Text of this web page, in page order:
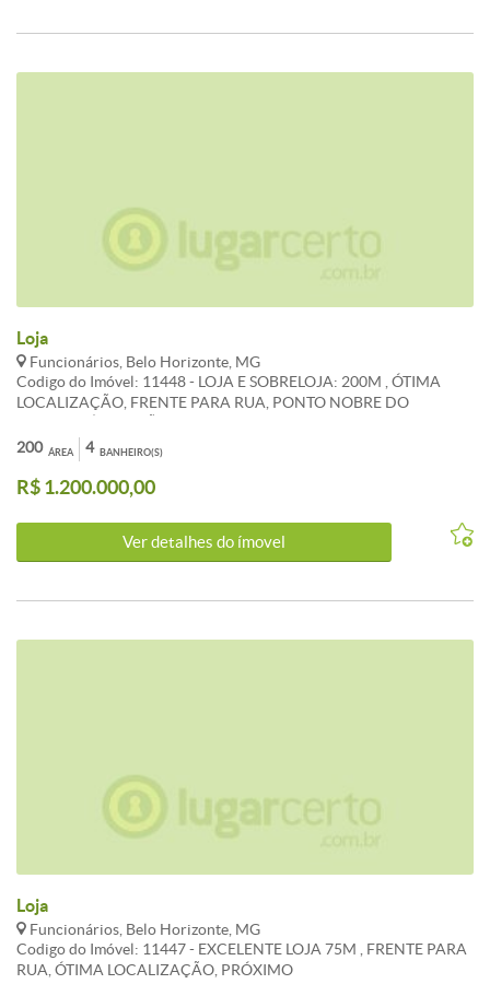
Loja
Funcionários, Belo Horizonte, MG
Codigo do Imóvel: 11448 - LOJA E SOBRELOJA: 200M , ÓTIMA
LOCALIZAÇÃO, FRENTE PARA RUA, PONTO NOBRE DO
40 DE SOBRE LOJA E 80 DE SUBSOLO, 4 BANHEIROS. OBS: LOCAL
C/RESTRIÇÕES DE FUNCIONAMENTO...
ÁREA
200 BANHEIRO(S)
4
R$ 1.200.000,00
Ver detalhes do ímovel
Loja
Funcionários, Belo Horizonte, MG
Codigo do Imóvel: 11447 - EXCELENTE LOJA 75M , FRENTE PARA
RUA, ÓTIMA LOCALIZAÇÃO, PRÓXIMO